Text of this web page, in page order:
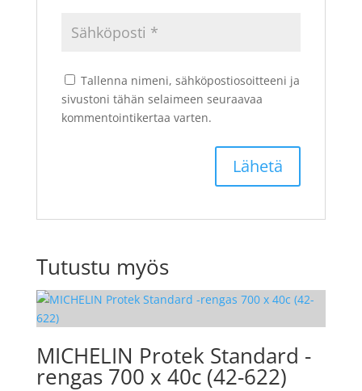
Tallenna nimeni, sähköpostiosoitteeni ja
sivustoni tähän selaimeen seuraavaa
kommentointikertaa varten.
Tutustu myös
MICHELIN Protek Standard -
rengas 700 x 40c (42-622)